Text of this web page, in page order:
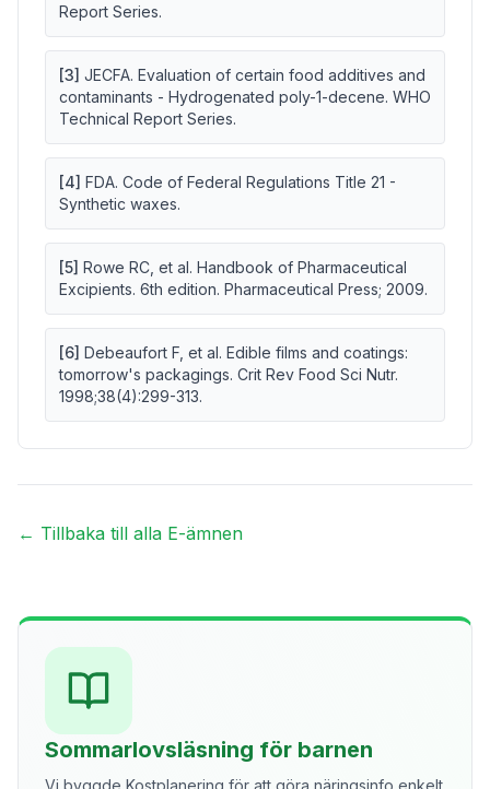
Report Series.
[3] JECFA. Evaluation of certain food additives and
contaminants - Hydrogenated poly-1-decene. WHO
Technical Report Series.
[4] FDA. Code of Federal Regulations Title 21 -
Synthetic waxes.
[5] Rowe RC, et al. Handbook of Pharmaceutical
Excipients. 6th edition. Pharmaceutical Press; 2009.
[6] Debeaufort F, et al. Edible films and coatings:
tomorrow's packagings. Crit Rev Food Sci Nutr.
1998;38(4):299-313.
← Tillbaka till alla E-ämnen
Sommarlovsläsning för barnen
Vi byggde Kostplanering för att göra näringsinfo enkelt